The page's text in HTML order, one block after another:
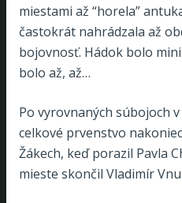
miestami až “horela”
častokrát nahrádzala až
bojovnosť. Hádok bolo
bolo až, až…
Po vyrovnaných súbojoch
celkové prvenstvo
Žákech, keď porazil Pavla
mieste skončil Vladimír